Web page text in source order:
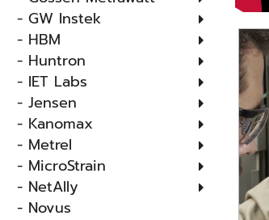
- GW Instek
- HBM
- Huntron
- IET Labs
- Jensen
- Kanomax
- Metrel
- MicroStrain
- NetAlly
- Novus